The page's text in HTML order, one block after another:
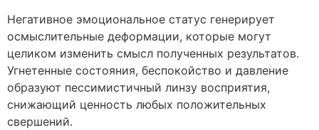
Негативное эмоциональное статус генерирует
осмыслительные деформации, которые могут
целиком изменить смысл полученных результатов.
Угнетенные состояния, беспокойство и давление
образуют пессимистичный линзу восприятия,
снижающий ценность любых положительных
свершений.